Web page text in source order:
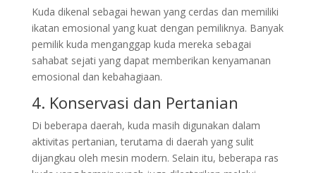
Kuda dikenal sebagai hewan yang cerdas dan memiliki
ikatan emosional yang kuat dengan pemiliknya. Banyak
pemilik kuda menganggap kuda mereka sebagai
sahabat sejati yang dapat memberikan kenyamanan
emosional dan kebahagiaan.
4. Konservasi dan Pertanian
Di beberapa daerah, kuda masih digunakan dalam
aktivitas pertanian, terutama di daerah yang sulit
dijangkau oleh mesin modern. Selain itu, beberapa ras